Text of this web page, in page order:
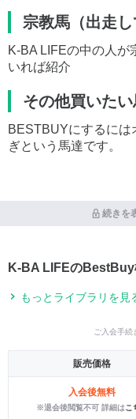
宗教馬（出走し
K-BA LIFEの中の人が
いれば紹介
その他買いた
BESTBUYにするには
ぎという馬達です。
続きを
K-BA LIFEの
もっとライブラリを見
ご入会手続
販売価格
入会後無料
※退会後閲覧不可 詳細はこ